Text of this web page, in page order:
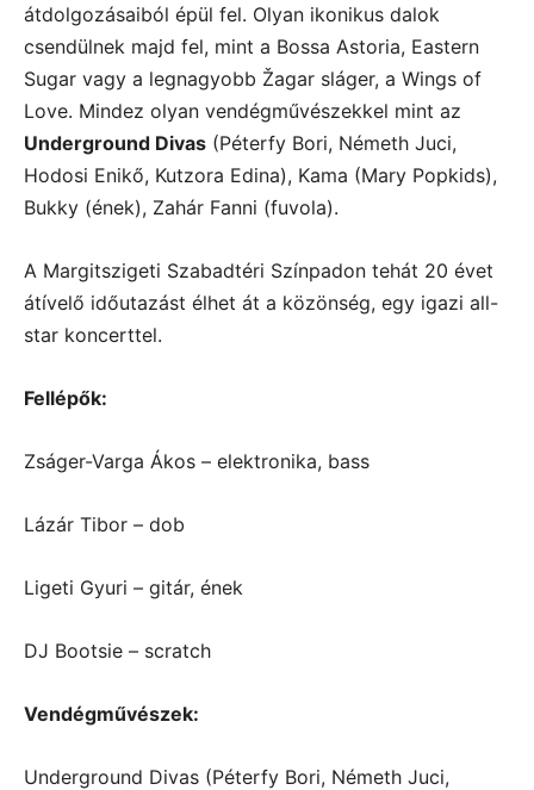
átdolgozásaiból épül fel. Olyan ikonikus dalok
csendülnek majd fel, mint a Bossa Astoria, Eastern
Sugar vagy a legnagyobb Žagar sláger, a Wings of
Love. Mindez olyan vendégművészekkel mint az
Underground Divas (Péterfy Bori, Németh Juci,
Hodosi Enikő, Kutzora Edina), Kama (Mary Popkids),
Bukky (ének), Zahár Fanni (fuvola).
A Margitszigeti Szabadtéri Színpadon tehát 20 évet
átívelő időutazást élhet át a közönség, egy igazi all-
star koncerttel.
Fellépők:
Zságer-Varga Ákos – elektronika, bass
Lázár Tibor – dob
Ligeti Gyuri – gitár, ének
DJ Bootsie – scratch
Vendégművészek:
Underground Divas (Péterfy Bori, Németh Juci,